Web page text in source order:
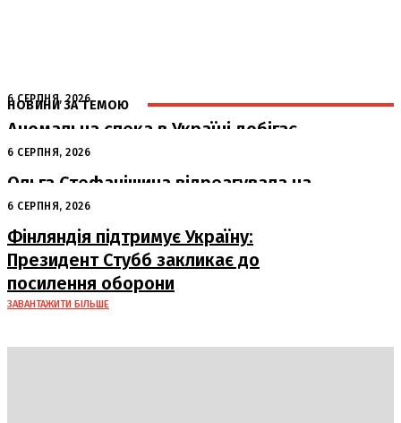
НОВИНИ ЗА ТЕМОЮ
6 СЕРПНЯ, 2026
Аномальна спека в Україні добігає
кінця: очікується похолодання
6 СЕРПНЯ, 2026
Ольга Стефанішина відреагувала на
підозри від НАБУ та САП
6 СЕРПНЯ, 2026
Фінляндія підтримує Україну:
Президент Стубб закликає до
посилення оборони
ЗАВАНТАЖИТИ БІЛЬШЕ